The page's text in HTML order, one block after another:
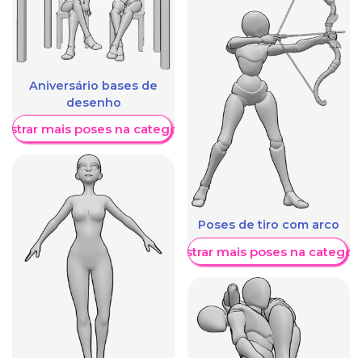
Aniversário bases de
desenho
mais poses na categoria
Poses de tiro com arco
Mostrar mais poses na